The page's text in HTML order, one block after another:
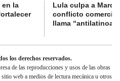
en la
Lula culpa a
conflicto comercial
llama
los derechos reservados.
de las reproducciones y usos de las obras
web a medios de lectura mecánica u otros